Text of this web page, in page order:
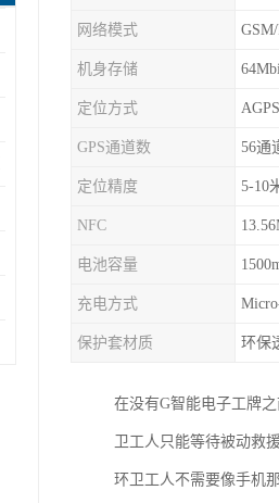
网络模式
机身存储
定位方式
GPS通道数 56通
定位精度 5-10
NFC
电池容量
充电方式
保护套材质 环保
在没有G智能电子工牌
卫工人只能等待被动救
环卫工人不需要像手机